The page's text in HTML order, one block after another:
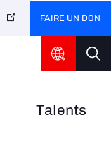
Talents
FAIRE UN DON